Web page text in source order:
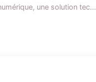
une solution tec...